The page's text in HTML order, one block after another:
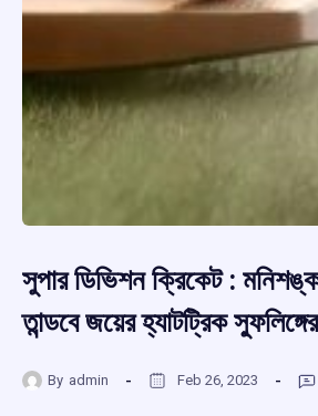
সুপার ডিভিশন ক্রিকেট :
তান্ডবে ‌জয়ের হ্যাটট্রিক স্ফুলিঙ্গের
By admin Feb 26, 2023